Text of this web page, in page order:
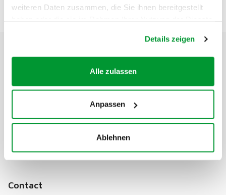
weiteren Daten zusammen, die Sie ihnen bereitgestellt
Details zeigen
Alle zulassen
Anpassen
Ablehnen
Contact